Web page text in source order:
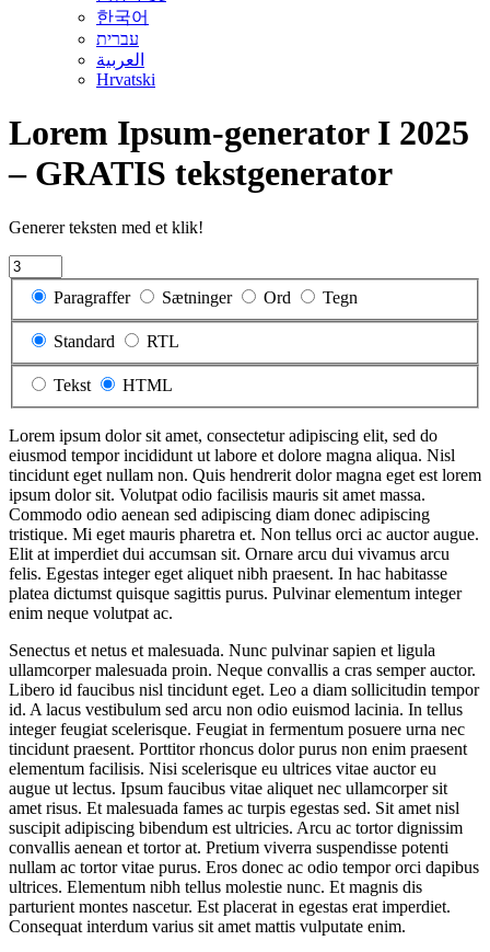
한국어
עברית
العربية
Hrvatski
Lorem Ipsum-generator I 2025
– GRATIS tekstgenerator
Generer teksten med et klik!
Paragraffer Sætninger Ord Tegn
Standard RTL
Tekst HTML
Lorem ipsum dolor sit amet, consectetur adipiscing elit, sed do
eiusmod tempor incididunt ut labore et dolore magna aliqua. Nisl
tincidunt eget nullam non. Quis hendrerit dolor magna eget est lorem
ipsum dolor sit. Volutpat odio facilisis mauris sit amet massa.
Commodo odio aenean sed adipiscing diam donec adipiscing
tristique. Mi eget mauris pharetra et. Non tellus orci ac auctor augue.
Elit at imperdiet dui accumsan sit. Ornare arcu dui vivamus arcu
felis. Egestas integer eget aliquet nibh praesent. In hac habitasse
platea dictumst quisque sagittis purus. Pulvinar elementum integer
enim neque volutpat ac.
Senectus et netus et malesuada. Nunc pulvinar sapien et ligula
ullamcorper malesuada proin. Neque convallis a cras semper auctor.
Libero id faucibus nisl tincidunt eget. Leo a diam sollicitudin tempor
id. A lacus vestibulum sed arcu non odio euismod lacinia. In tellus
integer feugiat scelerisque. Feugiat in fermentum posuere urna nec
tincidunt praesent. Porttitor rhoncus dolor purus non enim praesent
elementum facilisis. Nisi scelerisque eu ultrices vitae auctor eu
augue ut lectus. Ipsum faucibus vitae aliquet nec ullamcorper sit
amet risus. Et malesuada fames ac turpis egestas sed. Sit amet nisl
suscipit adipiscing bibendum est ultricies. Arcu ac tortor dignissim
convallis aenean et tortor at. Pretium viverra suspendisse potenti
nullam ac tortor vitae purus. Eros donec ac odio tempor orci dapibus
ultrices. Elementum nibh tellus molestie nunc. Et magnis dis
parturient montes nascetur. Est placerat in egestas erat imperdiet.
Consequat interdum varius sit amet mattis vulputate enim.